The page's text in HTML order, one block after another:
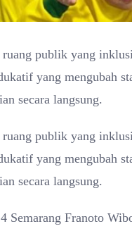
publik yang
yang mengubah
secara langsung.
publik yang
yang mengubah
secara langsung.
Semarang Franoto